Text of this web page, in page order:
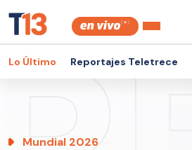
Lo Último Reportajes Teletrece
Mundial 2026